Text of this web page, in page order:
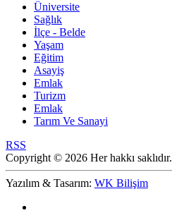
Üniversite
Sağlık
İlçe - Belde
Yaşam
Eğitim
Asayiş
Emlak
Turizm
Emlak
Tarım Ve Sanayi
RSS
Copyright © 2026 Her hakkı saklıdır.
Yazılım & Tasarım: WK Bilişim